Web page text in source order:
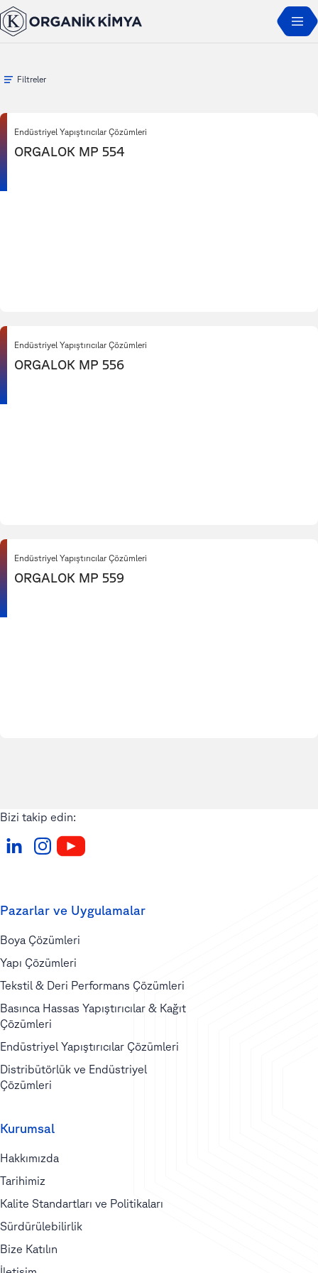
Filtreler
Endüstriyel Yapıştırıcılar Çözümleri
ORGALOK MP 554
Endüstriyel Yapıştırıcılar Çözümleri
ORGALOK MP 556
Endüstriyel Yapıştırıcılar Çözümleri
ORGALOK MP 559
Bizi takip edin:
Pazarlar ve Uygulamalar
Boya Çözümleri
Yapı Çözümleri
Tekstil & Deri Performans Çözümleri
Basınca Hassas Yapıştırıcılar & Kağıt
Çözümleri
Endüstriyel Yapıştırıcılar Çözümleri
Distribütörlük ve Endüstriyel
Çözümleri
Kurumsal
Hakkımızda
Tarihimiz
Kalite Standartları ve Politikaları
Sürdürülebilirlik
Bize Katılın